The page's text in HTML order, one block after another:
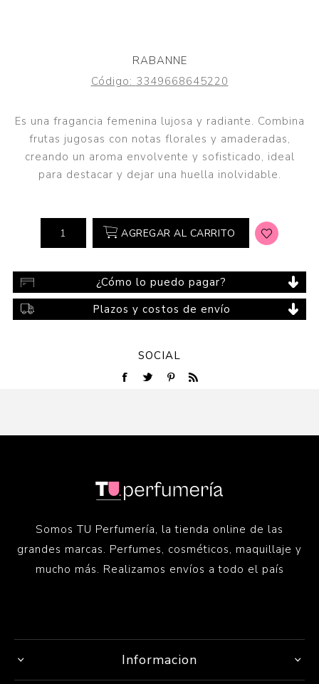
RABANNE
Código: 3349668645220
Es una fragancia femenina lujosa y radiante. Combina
frutas jugosas con notas florales y amaderadas,
creando un aroma envolvente y sofisticado, ideal
para destacar y dejar una huella inolvidable.
AGREGAR AL CARRITO
¿Cómo lo puedo pagar?
Plazos y costos de envío
SOCIAL
Somos TU Perfumería, la tienda online de las
grandes marcas. Perfumes, cosméticos, maquillaje y
mucho más. Realizamos envíos a todo el país
Informacion